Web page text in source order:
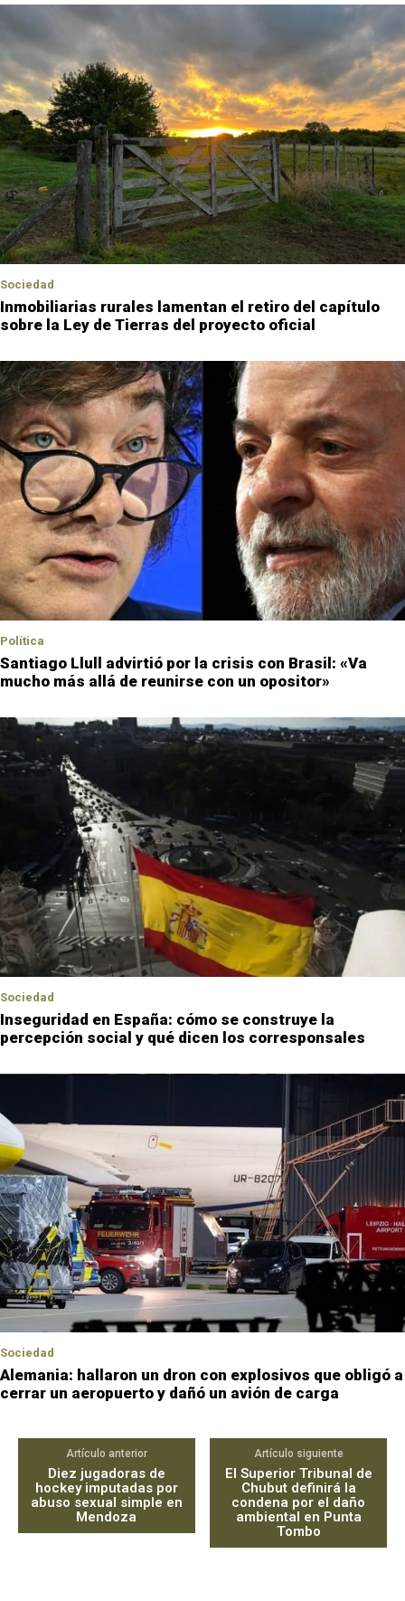
Sociedad
Inmobiliarias rurales lamentan el retiro del capítulo
sobre la Ley de Tierras del proyecto oficial
Política
Santiago Llull advirtió por la crisis con Brasil: «Va
mucho más allá de reunirse con un opositor»
Sociedad
Inseguridad en España: cómo se construye la
percepción social y qué dicen los corresponsales
Sociedad
Alemania: hallaron un dron con explosivos que obligó a
cerrar un aeropuerto y dañó un avión de carga
Artículo anterior
Diez jugadoras de
hockey imputadas por
abuso sexual simple en
Mendoza
Artículo siguiente
El Superior Tribunal de
Chubut definirá la
condena por el daño
ambiental en Punta
Tombo